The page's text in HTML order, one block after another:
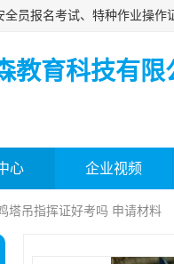
教育科技有限
心 企业视频
塔吊指挥证好考吗 申请材料